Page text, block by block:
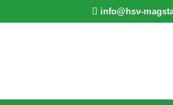
info@hsv-